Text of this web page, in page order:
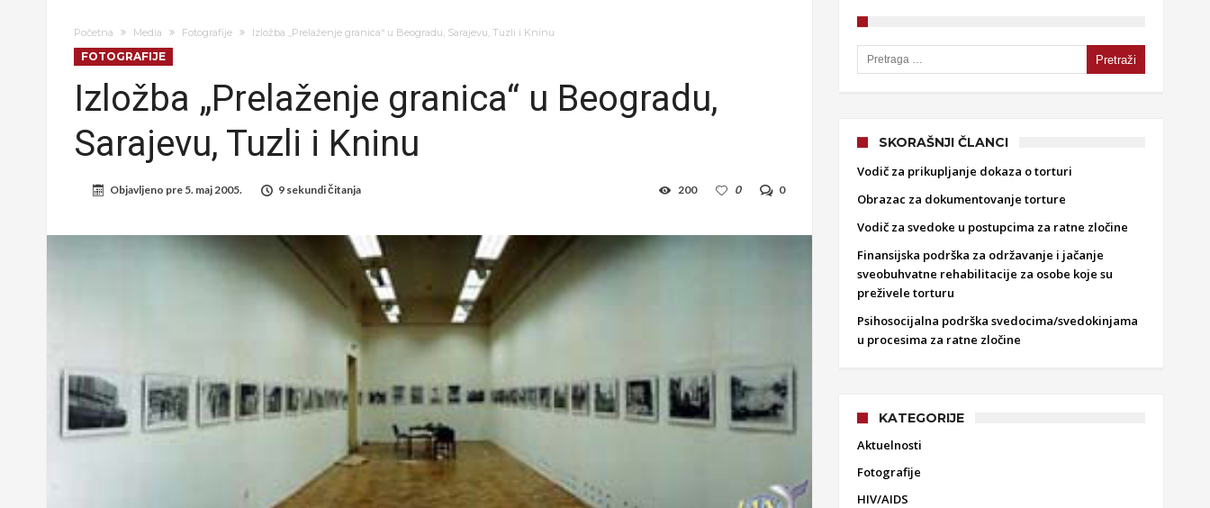
Početna Media Fotografije Izložba „Prelaženje granica“ u Beogradu, Sarajevu, Tuzli i Kninu
FOTOGRAFIJE
Izložba „Prelaženje granica“ u Beogradu,
Sarajevu, Tuzli i Kninu
Objavljeno pre 5. maj 2005. 9 sekundi čitanja 0
0
200
Pretraga za:
SKORAŠNJI ČLANCI
Vodič za prikupljanje dokaza o torturi
Obrazac za dokumentovanje torture
Vodič za svedoke u postupcima za ratne zločine
Finansijska podrška za održavanje i jačanje
sveobuhvatne rehabilitacije za osobe koje su
preživele torturu
Psihosocijalna podrška svedocima/svedokinjama
u procesima za ratne zločine
KATEGORIJE
Aktuelnosti
Fotografije
HIV/AIDS